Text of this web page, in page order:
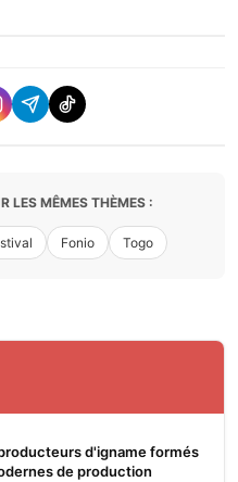
LES MÊMES THÈMES :
Fonio Togo
d'igname formés
de production